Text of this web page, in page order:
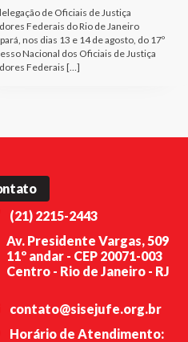
de Oficiais de Justiça
Federais do Rio de Janeiro
nos dias 13 e 14 de agosto, do 17º
Nacional dos Oficiais de Justiça
Federais […]
(21) 2215-2443
Av. Presidente Vargas, 509
11º andar - CEP 20071-003
Centro - Rio de Janeiro - RJ
contato@sisejufe.org.br
Horário de Atendimento: